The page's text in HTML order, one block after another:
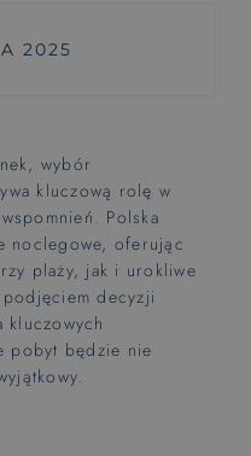
2025
wybór
kluczową rolę w
Polska
noclegowe, oferując
plaży, jak i urokliwe
decyzji
kluczowych
pobyt będzie nie